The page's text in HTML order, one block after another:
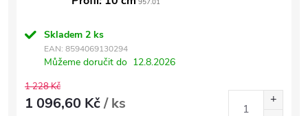
957.01
Skladem 2 ks
EAN: 8594069130294
Můžeme doručit do 12.8.2026
1 228 Kč
1 096,60 Kč/ ks